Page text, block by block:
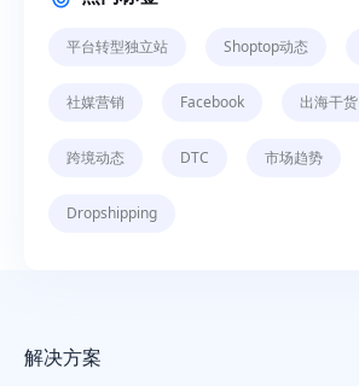
平台转型独立站 Shoptop动态
社媒营销 Facebook 出海干货
跨境动态 DTC 市场趋势
Dropshipping
解决方案